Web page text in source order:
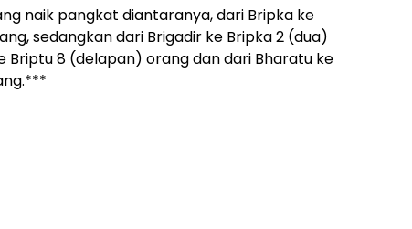
naik pangkat diantaranya, dari Bripka ke
sedangkan dari Brigadir ke Bripka 2 (dua)
Briptu 8 (delapan) orang dan dari Bharatu ke